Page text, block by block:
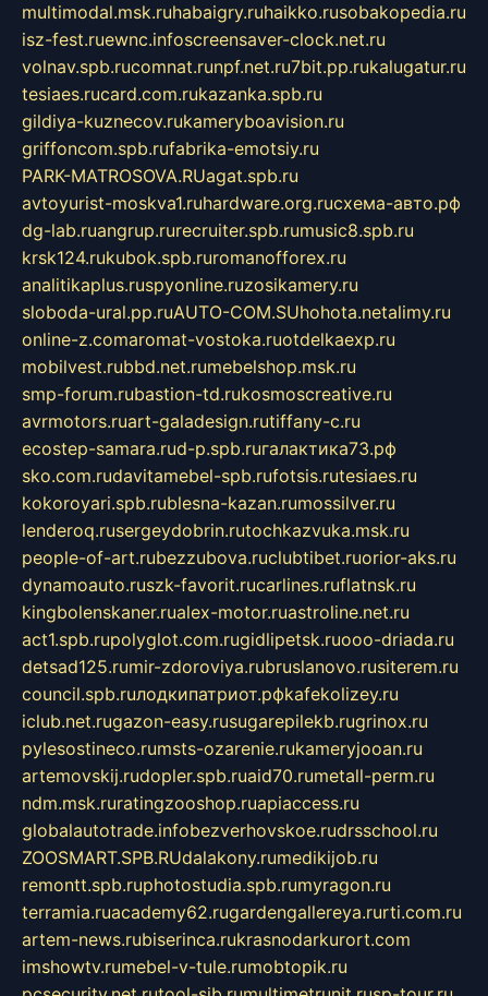
multimodal.msk.ruhabaigry.ruhaikko.rusobakopedia.ru
isz-fest.ruewnc.infoscreensaver-clock.net.ru
volnav.spb.rucomnat.runpf.net.ru7bit.pp.rukalugatur.ru
tesiaes.rucard.com.rukazanka.spb.ru
gildiya-kuznecov.rukameryboavision.ru
griffoncom.spb.rufabrika-emotsiy.ru
PARK-MATROSOVA.RUagat.spb.ru
avtoyurist-moskva1.ruhardware.org.ruсхема-авто.рф
dg-lab.ruangrup.rurecruiter.spb.rumusic8.spb.ru
krsk124.rukubok.spb.ruromanofforex.ru
analitikaplus.ruspyonline.ruzosikamery.ru
sloboda-ural.pp.ruAUTO-COM.SUhohota.netalimy.ru
online-z.comaromat-vostoka.ruotdelkaexp.ru
mobilvest.rubbd.net.rumebelshop.msk.ru
smp-forum.rubastion-td.rukosmoscreative.ru
avrmotors.ruart-galadesign.rutiffany-c.ru
ecostep-samara.rud-p.spb.ruгалактика73.рф
sko.com.rudavitamebel-spb.rufotsis.rutesiaes.ru
kokoroyari.spb.rublesna-kazan.rumossilver.ru
lenderoq.rusergeydobrin.rutochkazvuka.msk.ru
people-of-art.rubezzubova.ruclubtibet.ruorior-aks.ru
dynamoauto.ruszk-favorit.rucarlines.ruflatnsk.ru
kingbolenskaner.rualex-motor.ruastroline.net.ru
act1.spb.rupolyglot.com.rugidlipetsk.ruooo-driada.ru
detsad125.rumir-zdoroviya.rubruslanovo.rusiterem.ru
council.spb.ruлодкипатриот.рфkafekolizey.ru
iclub.net.rugazon-easy.rusugarepilekb.rugrinox.ru
pylesostineco.rumsts-ozarenie.rukameryjooan.ru
artemovskij.rudopler.spb.ruaid70.rumetall-perm.ru
ndm.msk.ruratingzooshop.ruapiaccess.ru
globalautotrade.infobezverhovskoe.rudrsschool.ru
ZOOSMART.SPB.RUdalakony.rumedikijob.ru
remontt.spb.ruphotostudia.spb.rumyragon.ru
terramia.ruacademy62.rugardengallereya.rurti.com.ru
artem-news.rubiserinca.rukrasnodarkurort.com
imshowtv.rumebel-v-tule.rumobtopik.ru